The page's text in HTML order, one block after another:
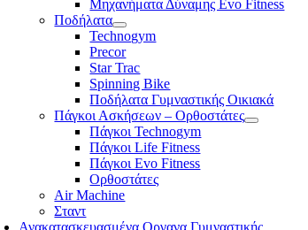
Μηχανήματα Δύναμης Evo Fitness
Ποδήλατα
Technogym
Precor
Star Trac
Spinning Bike
Ποδήλατα Γυμναστικής Οικιακά
Πάγκοι Ασκήσεων – Ορθοστάτες
Πάγκοι Technogym
Πάγκοι Life Fitness
Πάγκοι Evo Fitness
Ορθοστάτες
Air Machine
Σταντ
Ανακατασκευασμένα Οργανα Γυμναστικής